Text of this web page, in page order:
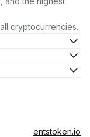
cryptocurrencies.
entstoken.io